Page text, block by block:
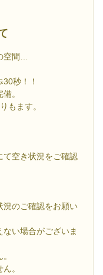
空間…
秒！！
。
もます。
て空き状況をご確認
況のご確認をお願い
ない場合がございま
。